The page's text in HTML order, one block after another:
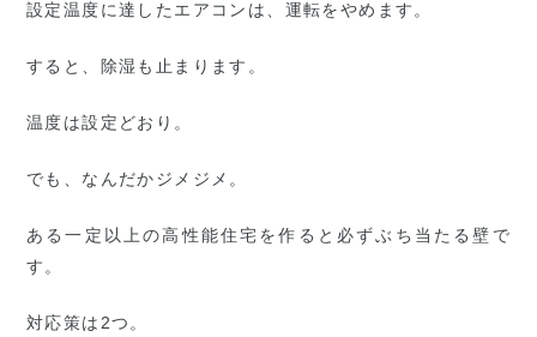
設定温度に達したエアコンは、運転をやめます。
すると、除湿も止まります。
温度は設定どおり。
でも、なんだかジメジメ。
ある一定以上の高性能住宅を作ると必ずぶち当たる壁で
す。
対応策は2つ。